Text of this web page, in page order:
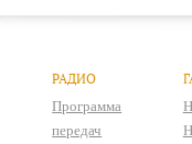
РАДИО
Программа
передач